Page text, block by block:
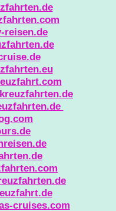
reisen.de
cruises.com